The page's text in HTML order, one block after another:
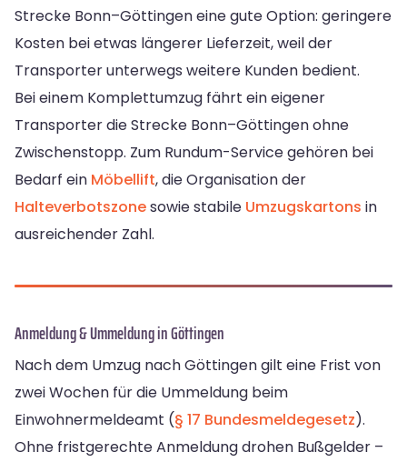
Strecke Bonn–Göttingen eine gute Option: geringere
Kosten bei etwas längerer Lieferzeit, weil der
Transporter unterwegs weitere Kunden bedient.
Bei einem Komplettumzug fährt ein eigener
Transporter die Strecke Bonn–Göttingen ohne
Zwischenstopp. Zum Rundum-Service gehören bei
Bedarf ein Möbellift, die Organisation der
Halteverbotszonesowie stabile Umzugskartons in
ausreichender Zahl.
Anmeldung & Ummeldung in Göttingen
Nach dem Umzug nach Göttingen gilt eine Frist von
zwei Wochen für die Ummeldung beim
Einwohnermeldeamt (§ 17 Bundesmeldegesetz).
Ohne fristgerechte Anmeldung drohen Bußgelder –